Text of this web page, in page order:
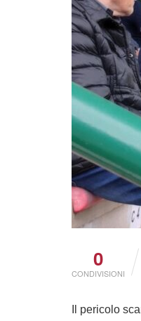
0
CONDIVISIONI
Il pericolo